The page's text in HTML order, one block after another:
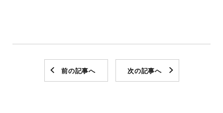
前の記事へ 次の記事へ